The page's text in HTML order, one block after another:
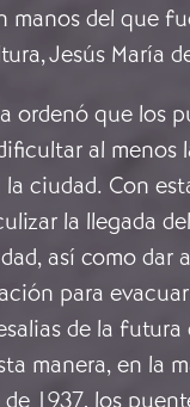
manos del que
Jesús María
ordenó que los
al menos
ciudad. Con
la llegada
así como dar
para
de la
manera, en la
1937, los